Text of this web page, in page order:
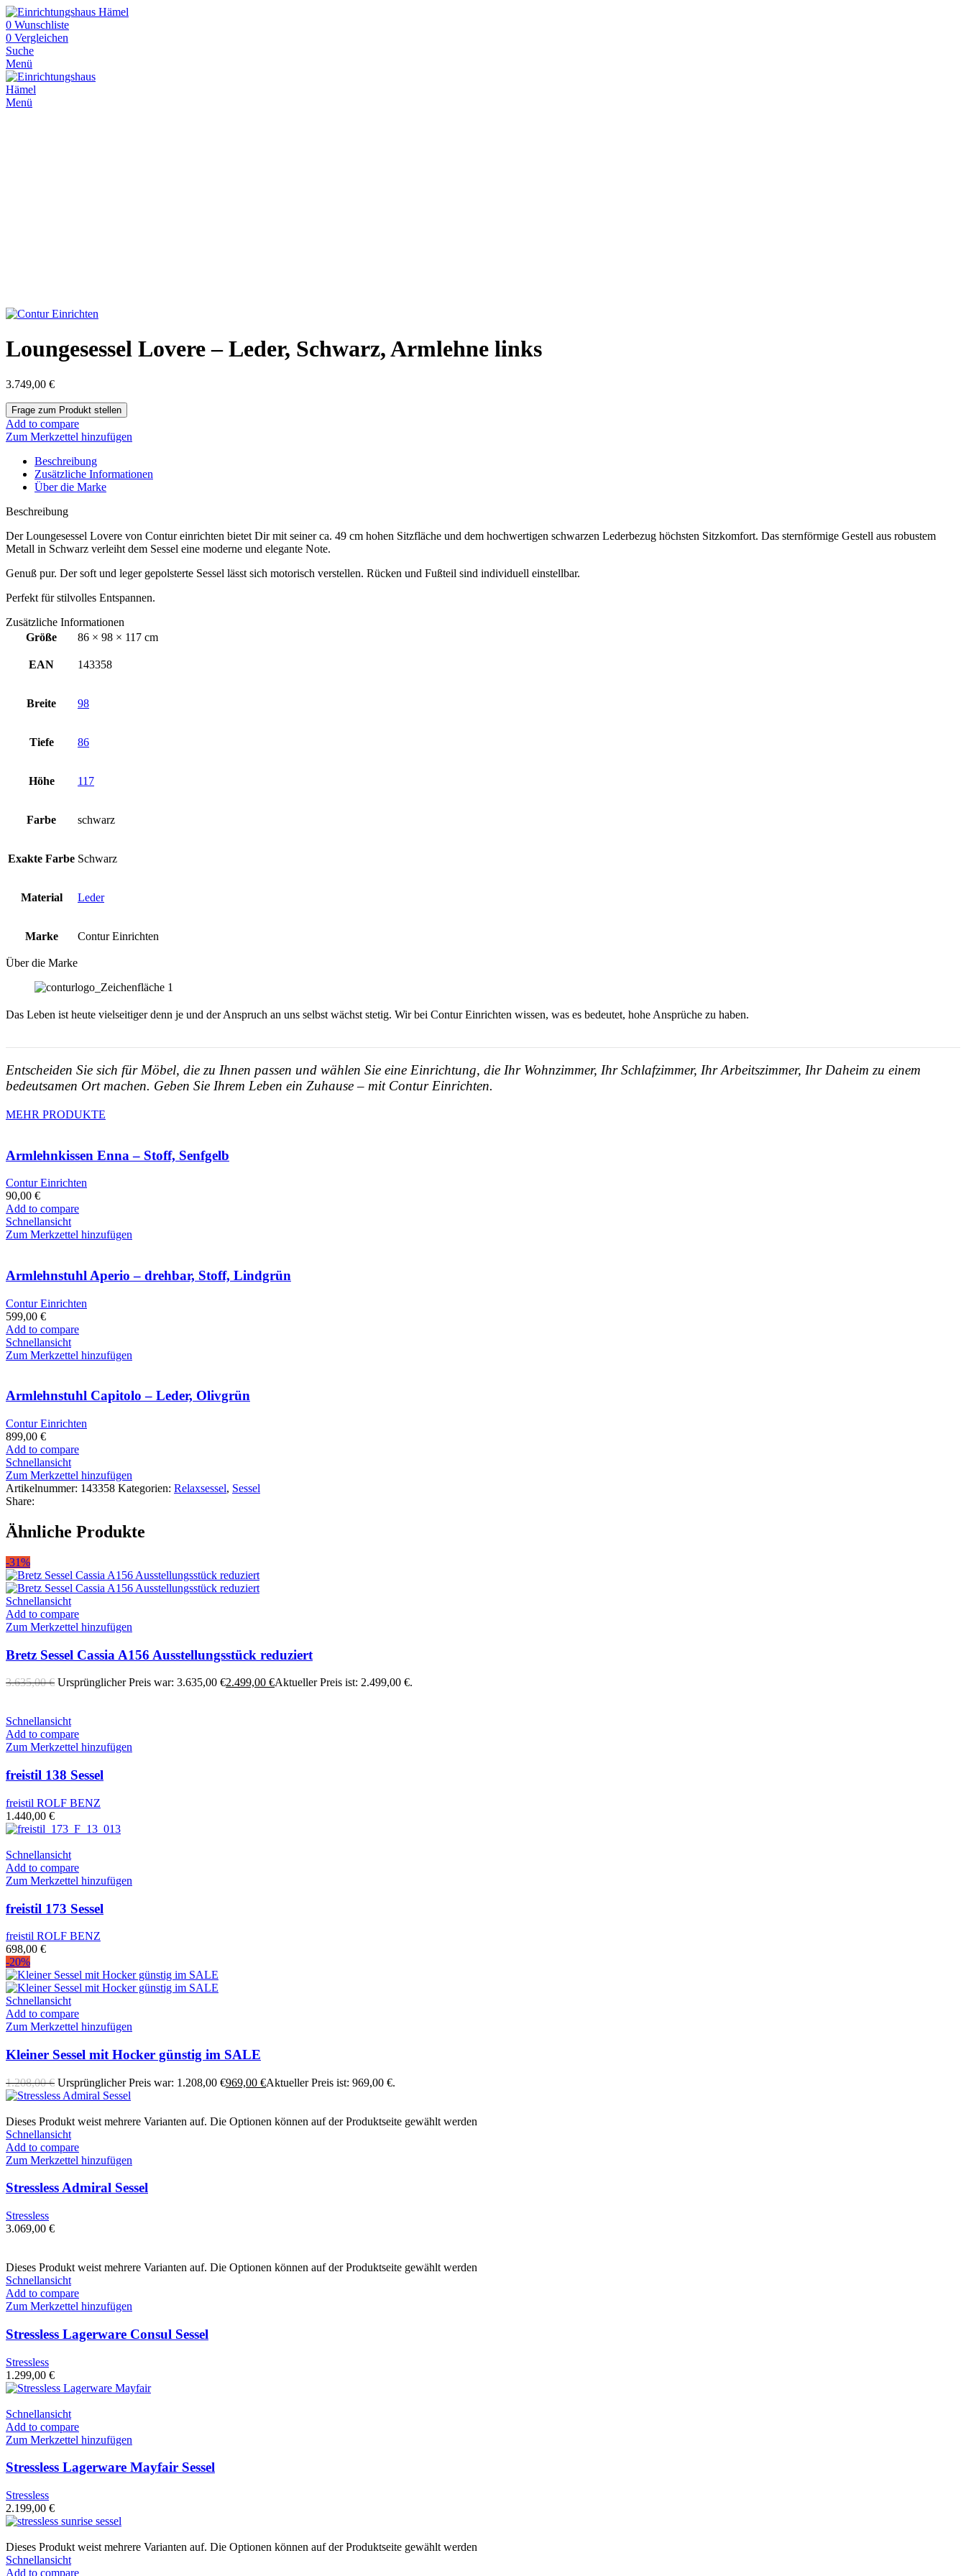
0 Wunschliste
0 Vergleichen
Suche
Menü
Menü
Loungesessel Lovere – Leder, Schwarz, Armlehne links
3.749,00 €
Add to compare
Zum Merkzettel hinzufügen
Beschreibung
Zusätzliche Informationen
Über die Marke
Beschreibung
Der Loungesessel Lovere von Contur einrichten bietet Dir mit seiner ca. 49 cm hohen Sitzfläche und dem hochwertigen schwarzen Lederbezug höchsten Sitzkomfort. Das sternförmige Gestell aus robustem
Metall in Schwarz verleiht dem Sessel eine moderne und elegante Note.
Genuß pur. Der soft und leger gepolsterte Sessel lässt sich motorisch verstellen. Rücken und Fußteil sind individuell einstellbar.
Perfekt für stilvolles Entspannen.
Zusätzliche Informationen
Größe
86 × 98 × 117 cm
EAN 143358
Breite 98
Tiefe 86
Höhe 117
Farbe schwarz
Exakte Farbe Schwarz
Material Leder
Marke Contur Einrichten
Über die Marke
Das Leben ist heute vielseitiger denn je und der Anspruch an uns selbst wächst stetig. Wir bei Contur Einrichten wissen, was es bedeutet, hohe Ansprüche zu haben.
Entscheiden Sie sich für Möbel, die zu Ihnen passen und wählen Sie eine Einrichtung, die Ihr Wohnzimmer, Ihr Schlafzimmer, Ihr Arbeitszimmer, Ihr Daheim zu einem
bedeutsamen Ort machen. Geben Sie Ihrem Leben ein Zuhause – mit Contur Einrichten.
MEHR PRODUKTE
Armlehnkissen Enna – Stoff, Senfgelb
Contur Einrichten
90,00 €
Add to compare
Schnellansicht
Zum Merkzettel hinzufügen
Armlehnstuhl Aperio – drehbar, Stoff, Lindgrün
Contur Einrichten
599,00 €
Add to compare
Schnellansicht
Zum Merkzettel hinzufügen
Armlehnstuhl Capitolo – Leder, Olivgrün
Contur Einrichten
899,00 €
Add to compare
Schnellansicht
Zum Merkzettel hinzufügen
Artikelnummer: 143358 Kategorien: Relaxsessel, Sessel
Share:
Ähnliche Produkte
-31%
Schnellansicht
Add to compare
Zum Merkzettel hinzufügen
Bretz Sessel Cassia A156 Ausstellungsstück reduziert
3.635,00€ Ursprünglicher Preis war: 3.635,00 €2.499,00 €Aktueller Preis ist: 2.499,00 €.
Schnellansicht
Add to compare
Zum Merkzettel hinzufügen
freistil 138 Sessel
freistil ROLF BENZ
1.440,00 €
Schnellansicht
Add to compare
Zum Merkzettel hinzufügen
freistil 173 Sessel
freistil ROLF BENZ
698,00 €
-20%
Schnellansicht
Add to compare
Zum Merkzettel hinzufügen
Kleiner Sessel mit Hocker günstig im SALE
1.208,00€ Ursprünglicher Preis war: 1.208,00 €969,00 €Aktueller Preis ist: 969,00 €.
Dieses Produkt weist mehrere Varianten auf. Die Optionen können auf der Produktseite gewählt werden
Schnellansicht
Add to compare
Zum Merkzettel hinzufügen
Stressless Admiral Sessel
Stressless
3.069,00 €
Dieses Produkt weist mehrere Varianten auf. Die Optionen können auf der Produktseite gewählt werden
Schnellansicht
Add to compare
Zum Merkzettel hinzufügen
Stressless Lagerware Consul Sessel
Stressless
1.299,00 €
Schnellansicht
Add to compare
Zum Merkzettel hinzufügen
Stressless Lagerware Mayfair Sessel
Stressless
2.199,00 €
Dieses Produkt weist mehrere Varianten auf. Die Optionen können auf der Produktseite gewählt werden
Schnellansicht
Add to compare